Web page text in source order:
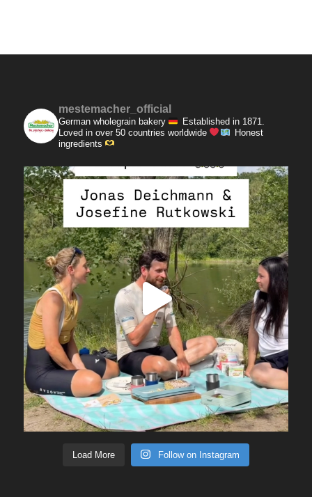
mestemacher_official
German wholegrain bakery
Established in 1871.
Loved in over 50 countries worldwide
Honest
ingredients
Load More Follow on Instagram